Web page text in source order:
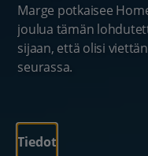
Marge potkaisee
joulua tämän
sijaan, että olisi
seurassa.
Tiedot